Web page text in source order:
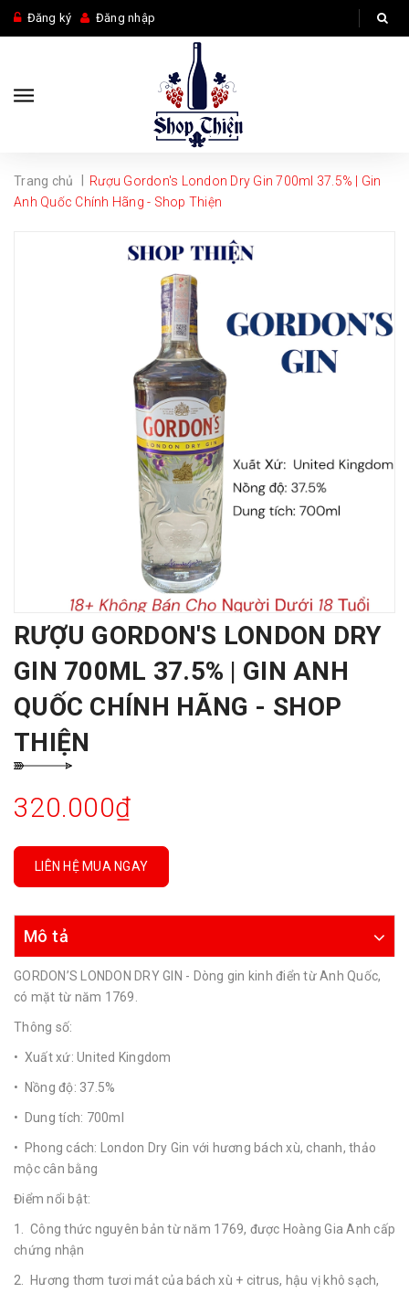
Đăng ký Đăng nhập
Trang chủ
Rượu Gordon's London Dry Gin 700ml 37.5% | Gin
Anh Quốc Chính Hãng - Shop Thiện
RƯỢU GORDON'S LONDON DRY
GIN 700ML 37.5% | GIN ANH
QUỐC CHÍNH HÃNG - SHOP
THIỆN
320.000₫
LIÊN HỆ MUA NGAY
Mô tả
GORDON’S LONDON DRY GIN - Dòng gin kinh điển từ Anh Quốc,
có mặt từ năm 1769.
Thông số:
• Xuất xứ: United Kingdom
• Nồng độ: 37.5%
• Dung tích: 700ml
• Phong cách: London Dry Gin với hương bách xù, chanh, thảo
mộc cân bằng
Điểm nổi bật:
1. Công thức nguyên bản từ năm 1769, được Hoàng Gia Anh cấp
chứng nhận
2. Hương thơm tươi mát của bách xù + citrus, hậu vị khô sạch,